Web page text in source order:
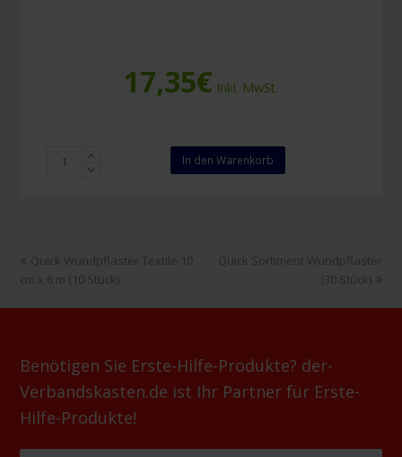
17,35€ Inkl. MwSt.
Nobatub
10
m
Menge
In den Warenkorb
vorheriger
Beitrag:
Quick Wundpflaster Textile 10
cm x 6 m (10 Stück)
Nächster
Quick Sortiment Wundpflaster
(30 Stück)
Benötigen Sie Erste-Hilfe-Produkte? der-
Verbandskasten.de ist Ihr Partner für Erste-
Hilfe-Produkte!